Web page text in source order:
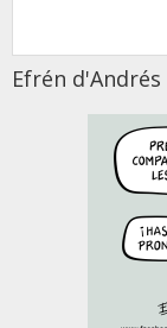
Efrén d'Andrés